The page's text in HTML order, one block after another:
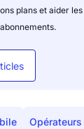
plans et aider
Opérateurs